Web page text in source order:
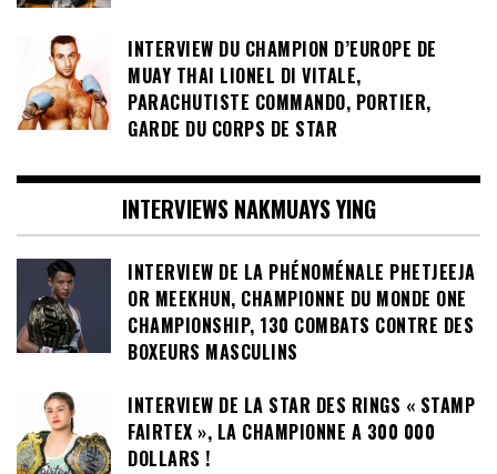
INTERVIEW DU CHAMPION D’EUROPE DE
MUAY THAI LIONEL DI VITALE,
PARACHUTISTE COMMANDO, PORTIER,
GARDE DU CORPS DE STAR
INTERVIEWS NAKMUAYS YING
INTERVIEW DE LA PHÉNOMÉNALE PHETJEEJA
OR MEEKHUN, CHAMPIONNE DU MONDE ONE
CHAMPIONSHIP, 130 COMBATS CONTRE DES
BOXEURS MASCULINS
INTERVIEW DE LA STAR DES RINGS « STAMP
FAIRTEX », LA CHAMPIONNE A 300 000
DOLLARS !